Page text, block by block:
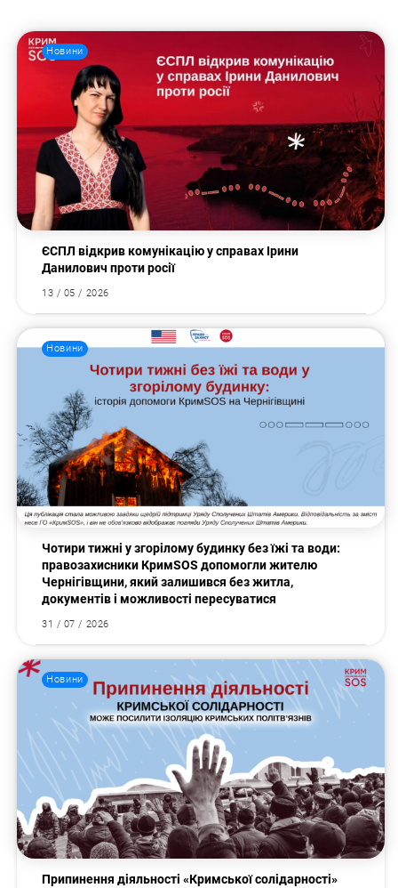
Пошук за запитом:
Новини
ЄСПЛ відкрив комунікацію у справах Ірини
Данилович проти росії
13 / 05 / 2026
Новини
Чотири тижні у згорілому будинку без їжі та води:
правозахисники КримSOS допомогли жителю
Чернігівщини, який залишився без житла,
документів і можливості пересуватися
31 / 07 / 2026
Новини
Припинення діяльності «Кримської солідарності»